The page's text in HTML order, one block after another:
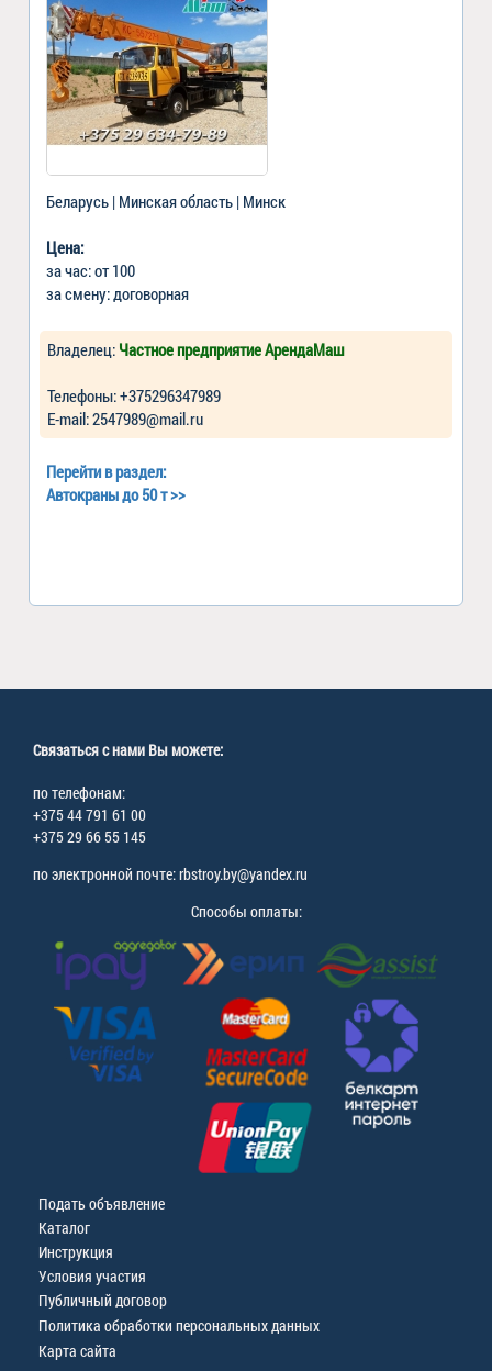
Беларусь | Минская область | Минск
Цена:
за час: от 100
за смену: договорная
Владелец: Частное предприятие АрендаМаш
Телефоны: +375296347989
Е-mail: 2547989@mail.ru
Перейти в раздел:
Автокраны до 50 т>>
Связаться с нами Вы можете:
по телефонам:
+375 44 791 61 00
+375 29 66 55 145
по электронной почте: rbstroy.by@yandex.ru
Способы оплаты:
Подать объявление
Каталог
Инструкция
Условия участия
Публичный договор
Политика обработки персональных данных
Карта сайта